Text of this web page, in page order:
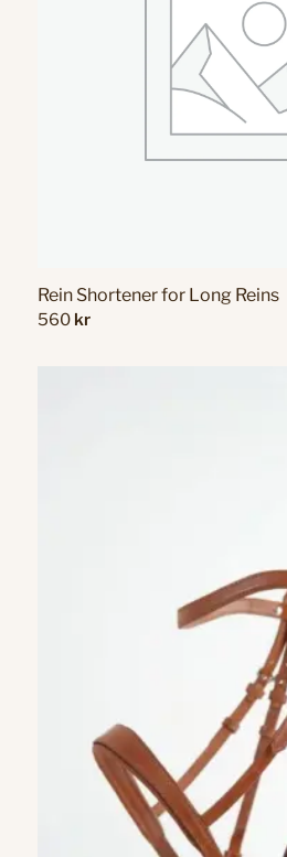
Rein Shortener for Long Reins
560 kr